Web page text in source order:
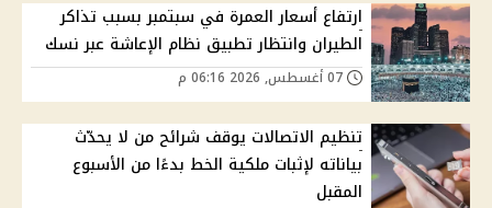
ارتفاع أسعار العمرة في سبتمبر بسبب تذاكر
الطيران وانتظار تطبيق نظام الإعاشة عبر نسك
تنظيم الاتصالات يوقف شرائح من لا يحدّث
بياناته لإثبات ملكية الخط بدءًا من الأسبوع
المقبل